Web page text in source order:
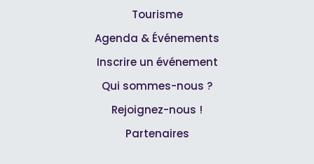
Tourisme
Agenda & Événements
Inscrire un événement
Qui sommes-nous ?
Rejoignez-nous !
Partenaires